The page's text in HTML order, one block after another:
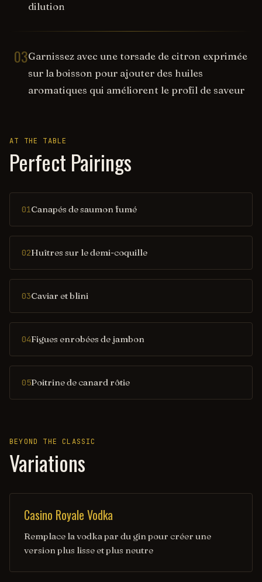
dilution
03Garnissez avec une torsade de citron exprimée
sur la boisson pour ajouter des huiles
aromatiques qui améliorent le profil de saveur
AT THE TABLE
Perfect Pairings
01Canapés de saumon fumé
02Huîtres sur le demi-coquille
03Caviar et blini
04Figues enrobées de jambon
05Poitrine de canard rôtie
BEYOND THE CLASSIC
Variations
Casino Royale Vodka
Remplace la vodka par du gin pour créer une
version plus lisse et plus neutre